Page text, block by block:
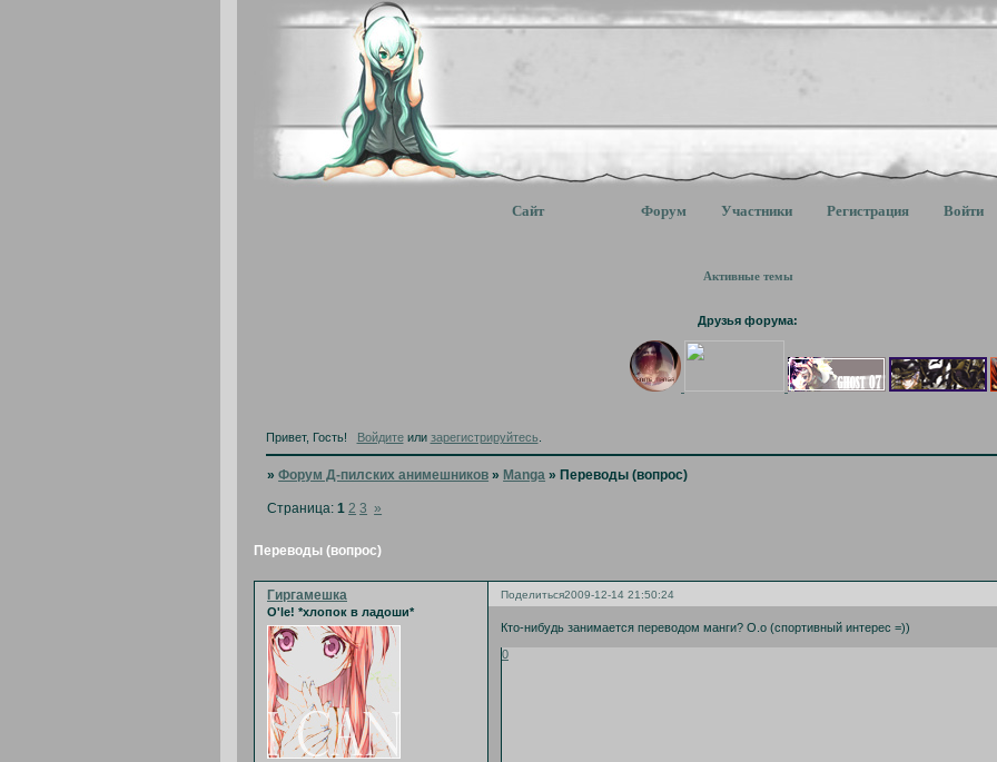
Сайт Форум Участники Регистрация Войти
Активные темы
Друзья форума:
Привет, Гость! Войдитеили зарегистрируйтесь
»Форум Д-пилских анимешников » Manga »Переводы (вопрос)
Переводы (вопрос)
Страница:1 2 3 »
Поделиться2009-12-14 21:50:24
Гиргамешка
O'le! *хлопок в ладоши*
Кто-нибудь занимается переводом манги? О.о (спортивный интерес =))
0